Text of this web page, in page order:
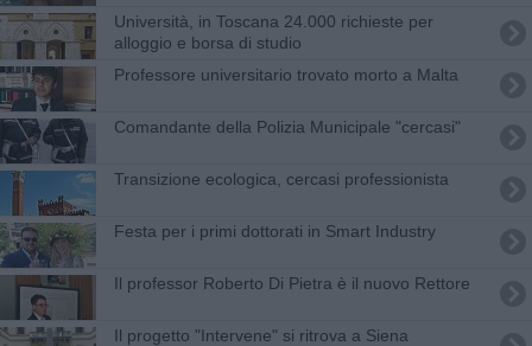
Università, in Toscana 24.000 richieste per
alloggio e borsa di studio
Professore universitario trovato morto a Malta
Comandante della Polizia Municipale "cercasi"
Transizione ecologica, cercasi professionista
Festa per i primi dottorati in Smart Industry
Il professor Roberto Di Pietra è il nuovo Rettore
Il progetto "Intervene" si ritrova a Siena